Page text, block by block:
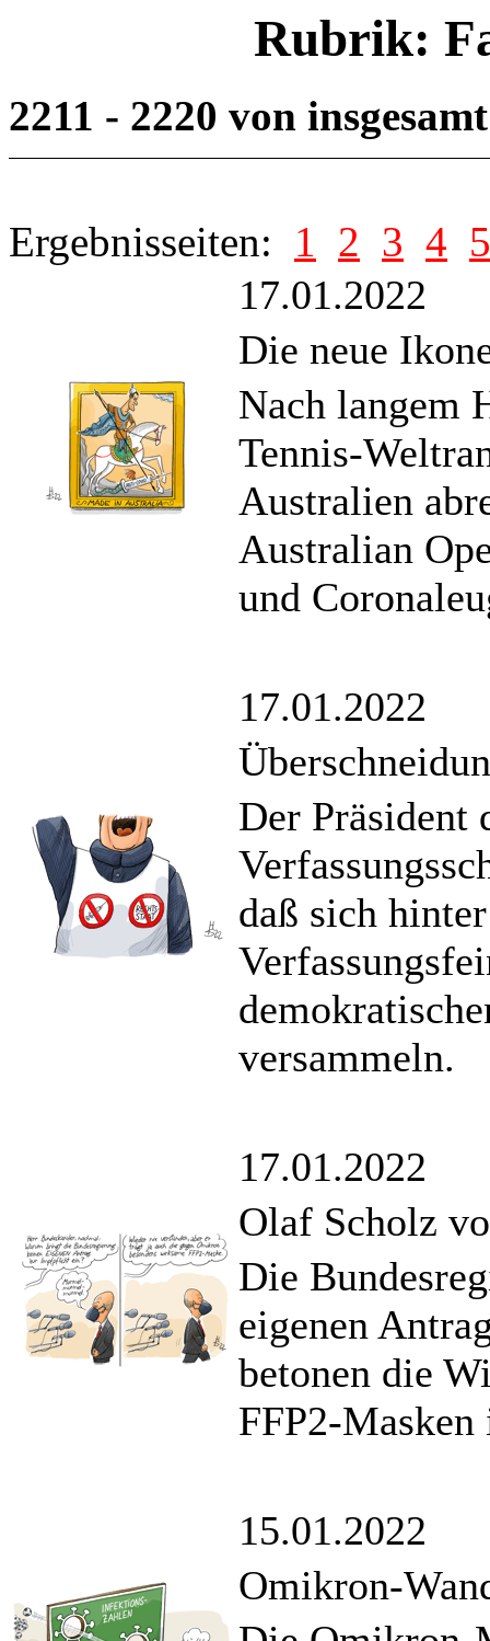
Rubrik:
2211 - 2220 von
Ergebnisseiten: 1 2 3 4 5
17.01.2022
Die neue
Nach langem
Tennis-
Australien
Australian
und
17.01.2022
Der Präsident
daß sich
versammeln.
17.01.2022
Olaf Scholz
Die
eigenen
betonen die
FFP2-
15.01.2022
Omikron-